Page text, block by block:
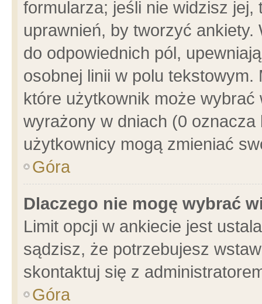
formularza; jeśli nie widzisz
uprawnień, by tworzyć ankiety.
do odpowiednich pól,
osobnej linii w polu
które użytkownik może
wyrażony w dniach (0
użytkownicy mogą zmieniać
Góra
Dlaczego nie mogę wybrać
Limit opcji w ankiecie jest
sądzisz, że potrzebujesz
skontaktuj się z
Góra